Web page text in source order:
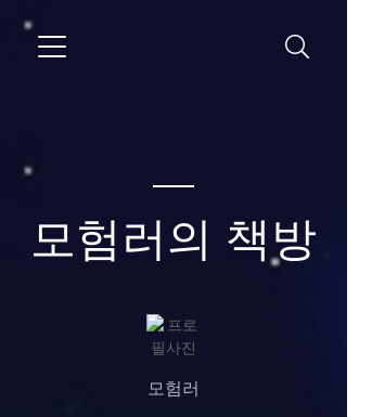
모험러의 책방
모험러